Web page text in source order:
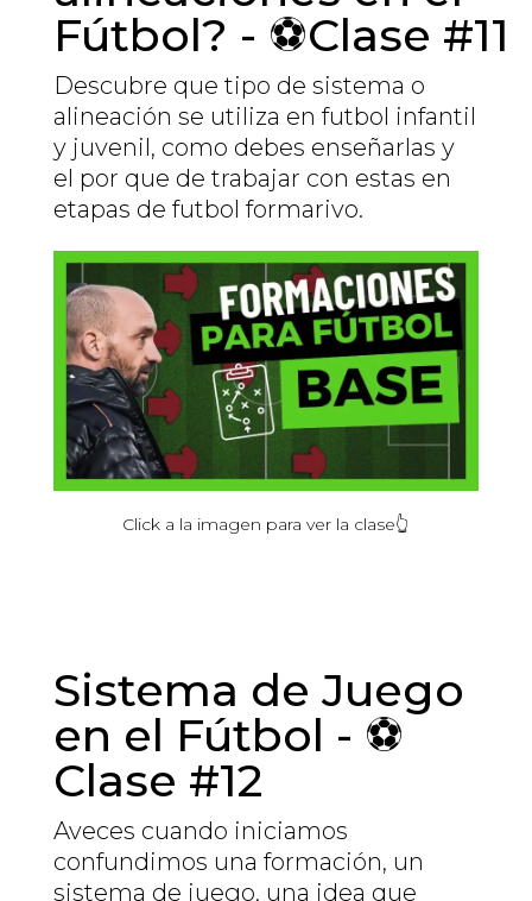
Fútbol? - ⚽Clase #11
Descubre que tipo de sistema o
alineación se utiliza en futbol infantil
y juvenil, como debes enseñarlas y
el por que de trabajar con estas en
etapas de futbol formarivo.
Click a la imagen para ver la clase👆
Sistema de Juego
en el Fútbol - ⚽
Clase #12
Aveces cuando iniciamos
confundimos una formación, un
sistema de juego, una idea que